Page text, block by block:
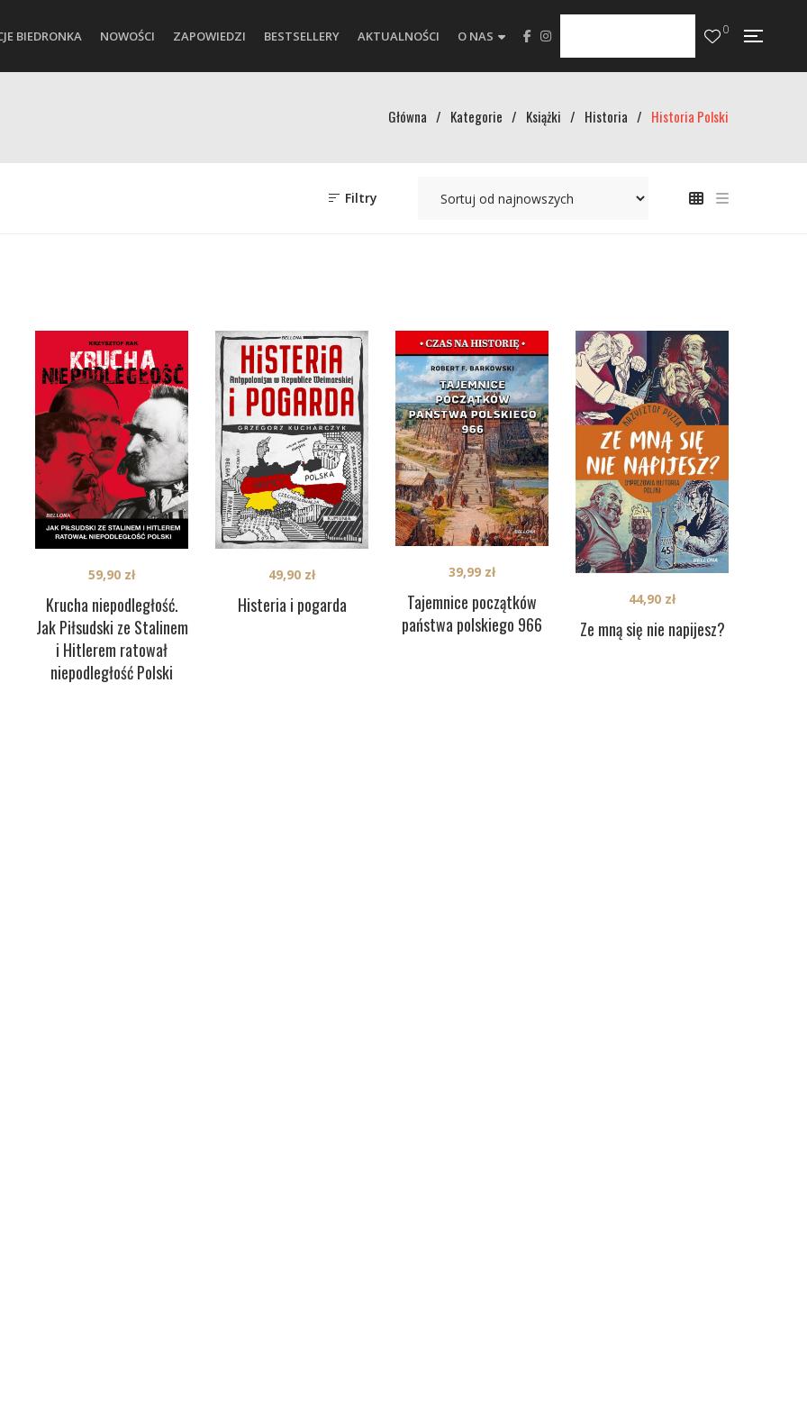
BIEDRONKA NOWOŚCI ZAPOWIEDZI BESTSELLERY AKTUALNOŚCI O NAS 0
Główna / Kategorie / Książki / Historia / Historia Polski
Filtry
Krucha niepodległość.
Jak Piłsudski ze Stalinem
i Hitlerem ratował
niepodległość Polski
59,90 zł
Histeria i pogarda
49,90 zł
Tajemnice początków
państwa polskiego 966
39,99 zł
Ze mną się nie napijesz?
44,90 zł